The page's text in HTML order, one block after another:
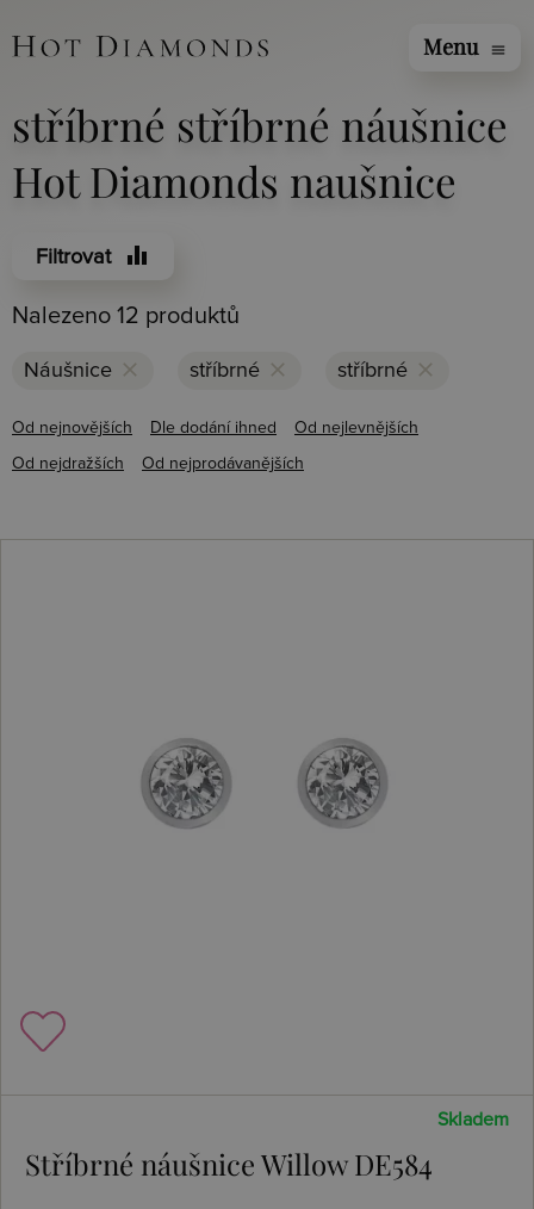
Menu menu
stříbrné stříbrné náušnice
Hot Diamonds naušnice
Filtrovat equalizer
Nalezeno 12 produktů
Náušnice clear stříbrné clear stříbrné clear
Od nejnovějších Dle dodání ihned Od nejlevnějších
Od nejdražších Od nejprodávanějších
Skladem
Stříbrné náušnice Willow DE584